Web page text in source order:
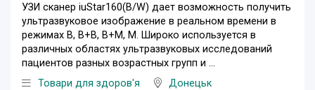
УЗИ сканер iuStar160(B/W) дает возможность получить
ультразвуковое изображение в реальном времени в
режимах B, B+B, B+M, M. Широко используется в
различных областях ультразвуковых исследований
пациентов разных возрастных групп и ...
Товари для здоров'я
Донецьк